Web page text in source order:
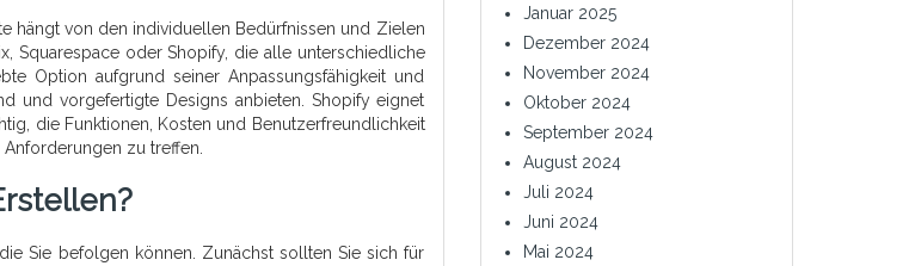
hängt von den individuellen Bedürfnissen und Zielen
Squarespace oder Shopify, die alle unterschiedliche
Option aufgrund seiner Anpassungsfähigkeit und
und vorgefertigte Designs anbieten. Shopify eignet
die Funktionen, Kosten und Benutzerfreundlichkeit
zu treffen.
Sie befolgen können. Zunächst sollten Sie sich für
Januar 2025
Dezember 2024
November 2024
Oktober 2024
September 2024
August 2024
Juli 2024
Juni 2024
Mai 2024